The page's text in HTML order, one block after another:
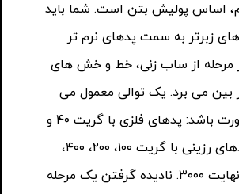
اساس پولیش بتن است. شما باید
زبرتر به سمت پدهای نرم تر
مرحله از ساب زنی، خط و خش های
بین می برد. یک توالی معمول می
تواند به این صورت باشد: پدهای فلزی با گریت ۴۰ و
۸۰، و سپس پدهای رزینی با گریت ۱۰۰، ۲۰۰، ۴۰۰،
۸۰۰، ۱۵۰۰ و در نهایت ۳۰۰۰. نادیده گرفتن یک مرحله